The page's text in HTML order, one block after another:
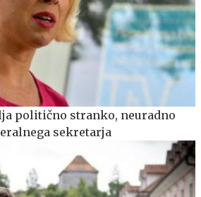
politično stranko, neuradno
sekretarja